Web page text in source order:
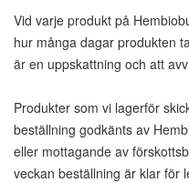
Vid varje produkt på
hur många dagar produkten
är en uppskattning och att
Produkter som vi lagerför
beställning godkänts av
eller mottagande av
veckan beställning är klar för